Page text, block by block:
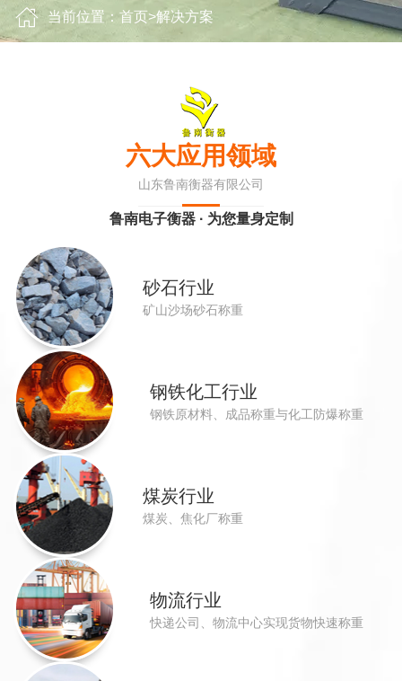
当前位置： 首页>解决方案
六大应用领域
山东鲁南衡器有限公司
鲁南电子衡器 · 为您量身定制
砂石行业
矿山沙场砂石称重
钢铁化工行业
钢铁原材料、成品称重与化工防爆称重
煤炭行业
煤炭、焦化厂称重
物流行业
快递公司、物流中心实现货物快速称重